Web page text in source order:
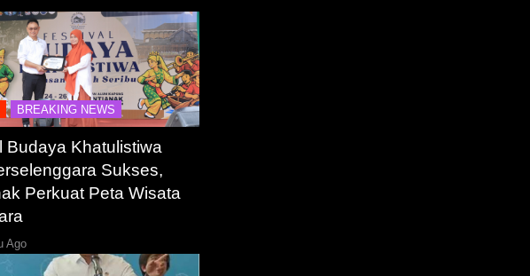
BREAKING NEWS
Budaya Khatulistiwa
Sukses,
Perkuat Peta Wisata
Ago